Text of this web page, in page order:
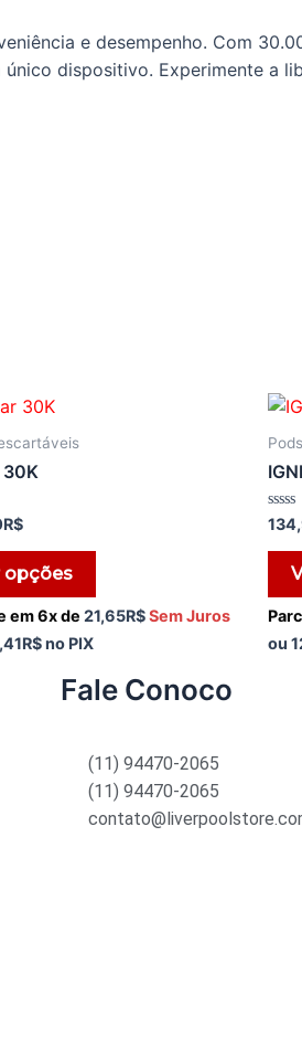
e desempenho. Com
dispositivo. Experimente a
30K
R$
opções
em 6x de 21,65R$Sem Juros
R$no PIX
0
de
ou
Fale Conoco
(11) 94470-2065
(11) 94470-2065